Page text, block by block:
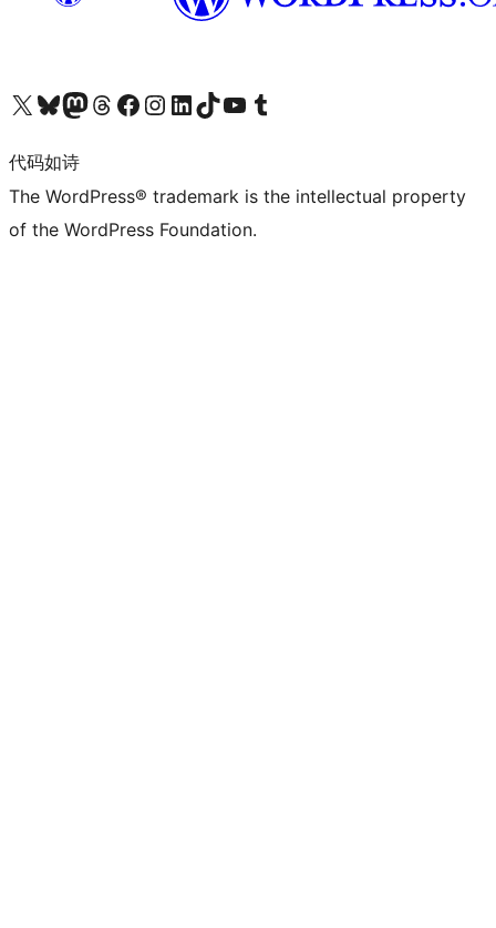
关注我们的 X（原 Twitter）账号访问我们的 Bluesky 账号关注我们的 Mastodon 账号访问我们的 Threads 账号 访问我们的 Facebook 公共主页关注我们的 Instagram 账号 关注我们的 LinkedIn 主页访问我们的 TikTok 账号访问我们的 YouTube 频道 访问我们的 Tumblr 账号
代码如诗
The WordPress® trademark is the intellectual property
of the WordPress Foundation.